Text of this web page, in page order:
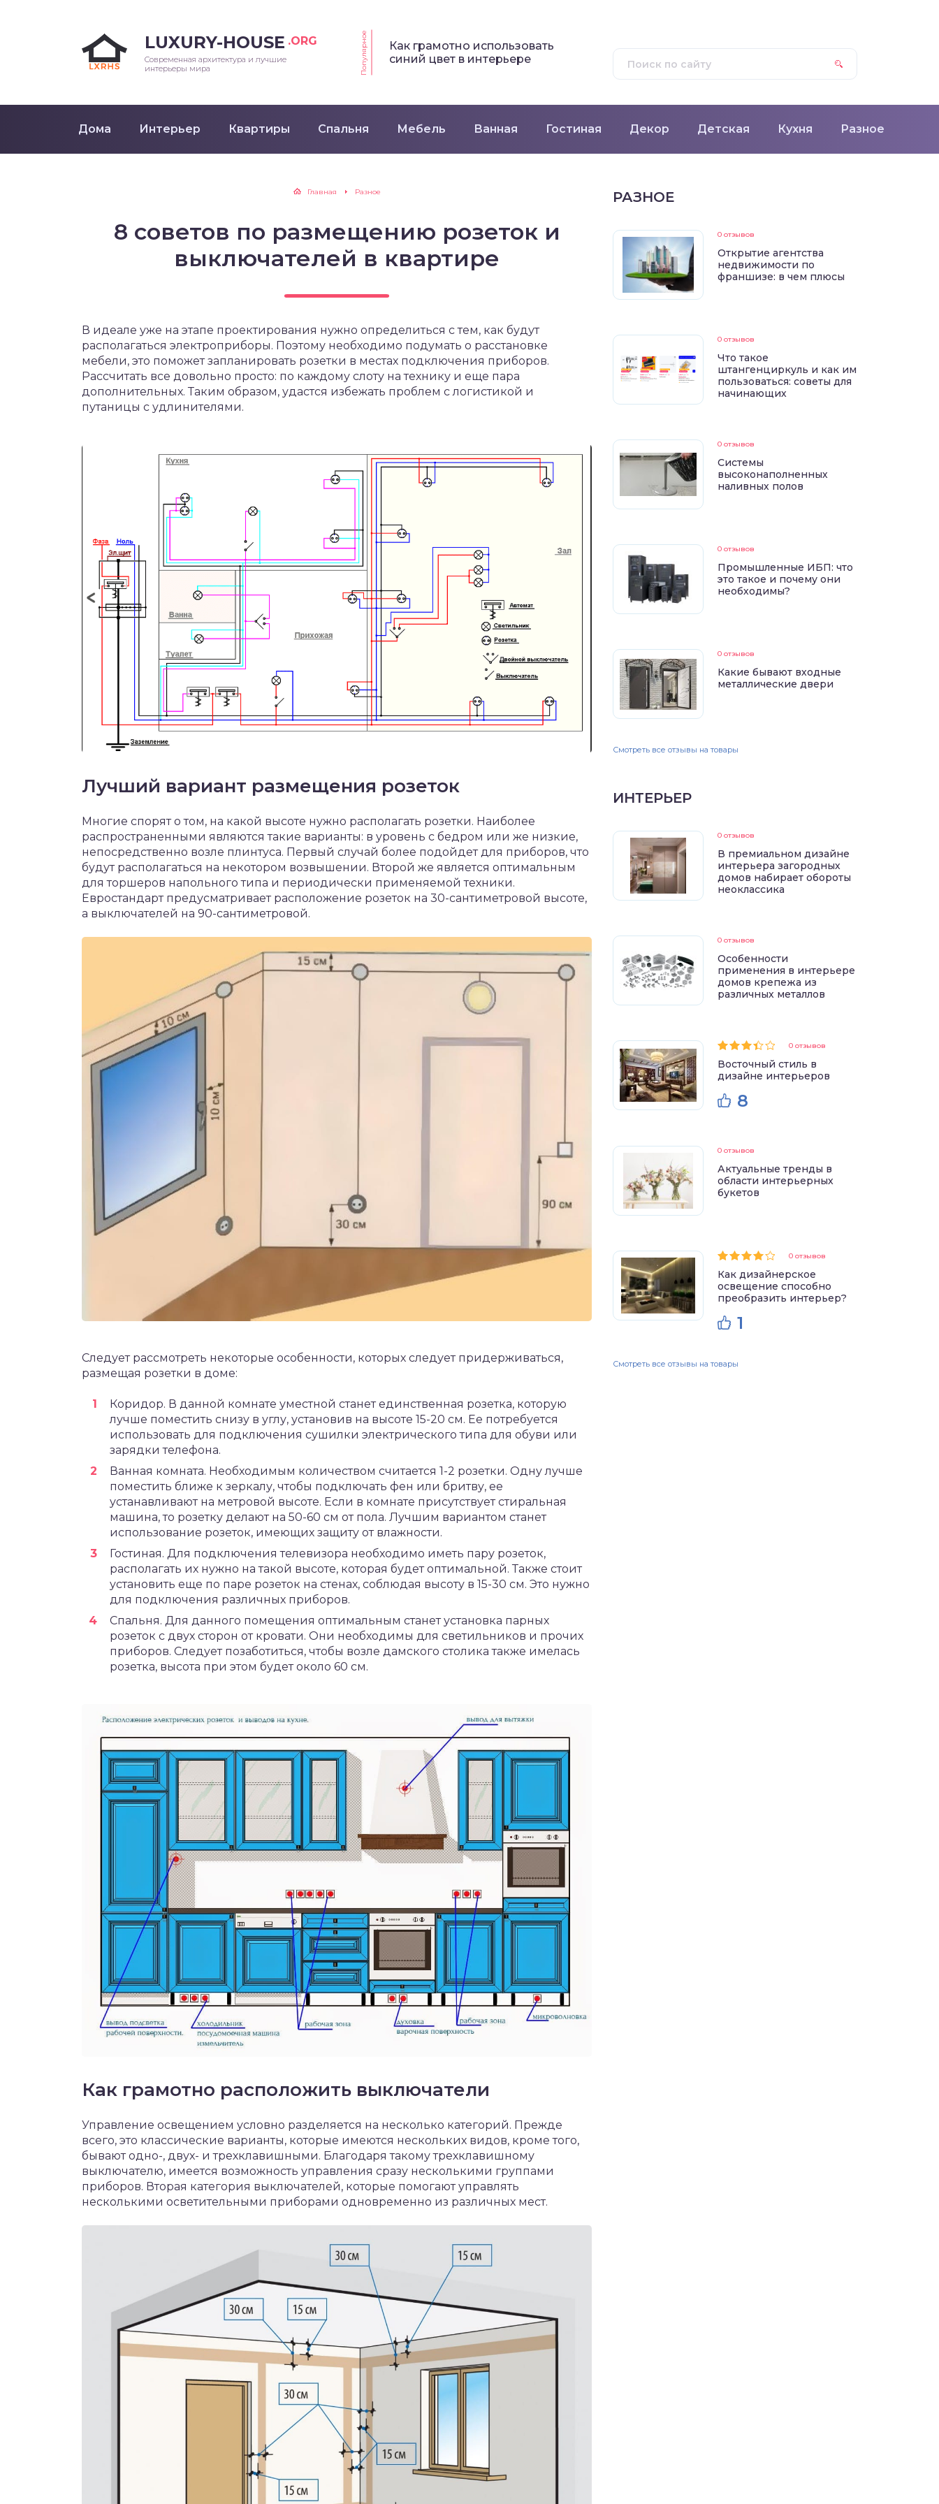
LUXURY-HOUSE .ORG
Современная архитектура и лучшие
интерьеры мира
Популярное
Как грамотно использовать
синий цвет в интерьере
Дома Интерьер Квартиры Спальня Мебель Ванная Гостиная Декор Детская Кухня Разное
Главная Разное
8 советов по размещению розеток и
выключателей в квартире
В идеале уже на этапе проектирования нужно определиться с тем, как будут
располагаться электроприборы. Поэтому необходимо подумать о расстановке
мебели, это поможет запланировать розетки в местах подключения приборов.
Рассчитать все довольно просто: по каждому слоту на технику и еще пара
дополнительных. Таким образом, удастся избежать проблем с логистикой и
путаницы с удлинителями.
Лучший вариант размещения розеток
Многие спорят о том, на какой высоте нужно располагать розетки. Наиболее
распространенными являются такие варианты: в уровень с бедром или же низкие,
непосредственно возле плинтуса. Первый случай более подойдет для приборов, что
будут располагаться на некотором возвышении. Второй же является оптимальным
для торшеров напольного типа и периодически применяемой техники.
Евростандарт предусматривает расположение розеток на 30-сантиметровой высоте,
а выключателей на 90-сантиметровой.
Следует рассмотреть некоторые особенности, которых следует придерживаться,
размещая розетки в доме:
Коридор. В данной комнате уместной станет единственная розетка, которую
лучше поместить снизу в углу, установив на высоте 15-20 см. Ее потребуется
использовать для подключения сушилки электрического типа для обуви или
зарядки телефона.
Ванная комната. Необходимым количеством считается 1-2 розетки. Одну лучше
поместить ближе к зеркалу, чтобы подключать фен или бритву, ее
устанавливают на метровой высоте. Если в комнате присутствует стиральная
машина, то розетку делают на 50-60 см от пола. Лучшим вариантом станет
использование розеток, имеющих защиту от влажности.
Гостиная. Для подключения телевизора необходимо иметь пару розеток,
располагать их нужно на такой высоте, которая будет оптимальной. Также стоит
установить еще по паре розеток на стенах, соблюдая высоту в 15-30 см. Это нужно
для подключения различных приборов.
Спальня. Для данного помещения оптимальным станет установка парных
розеток с двух сторон от кровати. Они необходимы для светильников и прочих
приборов. Следует позаботиться, чтобы возле дамского столика также имелась
розетка, высота при этом будет около 60 см.
Как грамотно расположить выключатели
Управление освещением условно разделяется на несколько категорий. Прежде
всего, это классические варианты, которые имеются нескольких видов, кроме того,
бывают одно-, двух- и трехклавишными. Благодаря такому трехклавишному
выключателю, имеется возможность управления сразу несколькими группами
приборов. Вторая категория выключателей, которые помогают управлять
несколькими осветительными приборами одновременно из различных мест.
РАЗНОЕ
0 отзывов
Открытие агентства
недвижимости по
франшизе: в чем плюсы
0 отзывов
Что такое
штангенциркуль и как им
пользоваться: советы для
начинающих
0 отзывов
Системы
высоконаполненных
наливных полов
0 отзывов
Промышленные ИБП: что
это такое и почему они
необходимы?
0 отзывов
Какие бывают входные
металлические двери
Смотреть все отзывы на товары
ИНТЕРЬЕР
0 отзывов
В премиальном дизайне
интерьера загородных
домов набирает обороты
неоклассика
0 отзывов
Особенности
применения в интерьере
домов крепежа из
различных металлов
0 отзывов
Восточный стиль в
дизайне интерьеров
8
0 отзывов
Актуальные тренды в
области интерьерных
букетов
0 отзывов
Как дизайнерское
освещение способно
преобразить интерьер?
1
Смотреть все отзывы на товары